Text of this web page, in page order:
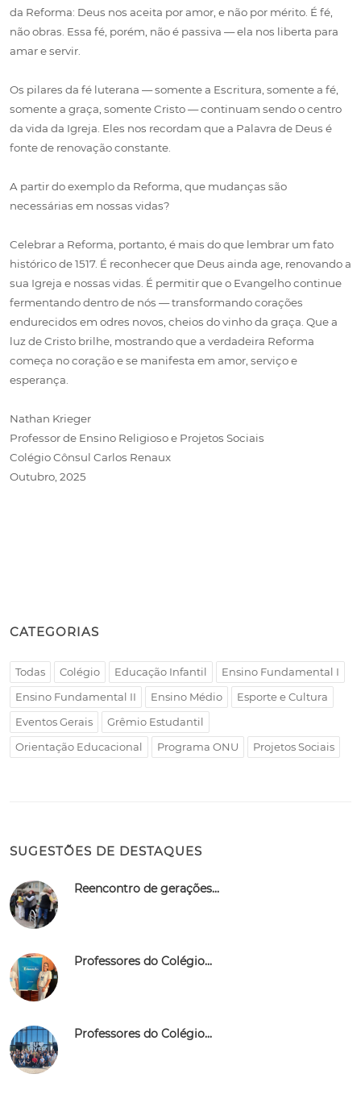
da Reforma: Deus nos aceita por amor, e não por mérito. É fé,
não obras. Essa fé, porém, não é passiva — ela nos liberta para
amar e servir.
Os pilares da fé luterana — somente a Escritura, somente a fé,
somente a graça, somente Cristo — continuam sendo o centro
da vida da Igreja. Eles nos recordam que a Palavra de Deus é
fonte de renovação constante.
A partir do exemplo da Reforma, que mudanças são
necessárias em nossas vidas?
Celebrar a Reforma, portanto, é mais do que lembrar um fato
histórico de 1517. É reconhecer que Deus ainda age, renovando a
sua Igreja e nossas vidas. É permitir que o Evangelho continue
fermentando dentro de nós — transformando corações
endurecidos em odres novos, cheios do vinho da graça. Que a
luz de Cristo brilhe, mostrando que a verdadeira Reforma
começa no coração e se manifesta em amor, serviço e
esperança.
Nathan Krieger
Professor de Ensino Religioso e Projetos Sociais
Colégio Cônsul Carlos Renaux
Outubro, 2025
CATEGORIAS
Todas Colégio Educação Infantil
Ensino Fundamental I
Ensino Fundamental II
Ensino Médio
Esporte e Cultura
Eventos Gerais
Grêmio Estudantil
Orientação Educacional
Programa ONU Projetos Sociais
SUGESTÕES DE DESTAQUES
Reencontro de gerações...
Professores do Colégio...
Professores do Colégio...